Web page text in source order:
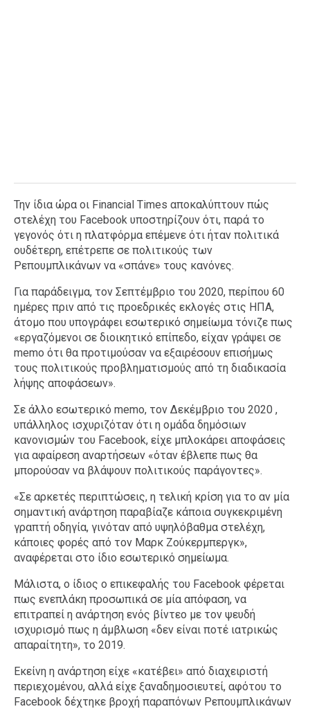
Την ίδια ώρα οι Financial Times αποκαλύπτουν πώς
στελέχη του Facebook υποστηρίζουν ότι, παρά το
γεγονός ότι η πλατφόρμα επέμενε ότι ήταν πολιτικά
ουδέτερη, επέτρεπε σε πολιτικούς των
Ρεπουμπλικάνων να «σπάνε» τους κανόνες.
Για παράδειγμα, τον Σεπτέμβριο του 2020, περίπου 60
ημέρες πριν από τις προεδρικές εκλογές στις ΗΠΑ,
άτομο που υπογράφει εσωτερικό σημείωμα τόνιζε πως
«εργαζόμενοι σε διοικητικό επίπεδο, είχαν γράψει σε
memo ότι θα προτιμούσαν να εξαιρέσουν επισήμως
τους πολιτικούς προβληματισμούς από τη διαδικασία
λήψης αποφάσεων».
Σε άλλο εσωτερικό memo, τον Δεκέμβριο του 2020 ,
υπάλληλος ισχυριζόταν ότι η ομάδα δημόσιων
κανονισμών του Facebook, είχε μπλοκάρει αποφάσεις
για αφαίρεση αναρτήσεων «όταν έβλεπε πως θα
μπορούσαν να βλάψουν πολιτικούς παράγοντες».
«Σε αρκετές περιπτώσεις, η τελική κρίση για το αν μία
σημαντική ανάρτηση παραβίαζε κάποια συγκεκριμένη
γραπτή οδηγία, γινόταν από υψηλόβαθμα στελέχη,
κάποιες φορές από τον Μαρκ Ζούκερμπεργκ»,
αναφέρεται στο ίδιο εσωτερικό σημείωμα.
Μάλιστα, ο ίδιος ο επικεφαλής του Facebook φέρεται
πως ενεπλάκη προσωπικά σε μία απόφαση, να
επιτραπεί η ανάρτηση ενός βίντεο με τον ψευδή
ισχυρισμό πως η άμβλωση «δεν είναι ποτέ ιατρικώς
απαραίτητη», το 2019.
Εκείνη η ανάρτηση είχε «κατέβει» από διαχειριστή
περιεχομένου, αλλά είχε ξαναδημοσιευτεί, αφότου το
Facebook δέχτηκε βροχή παραπόνων Ρεπουμπλικάνων